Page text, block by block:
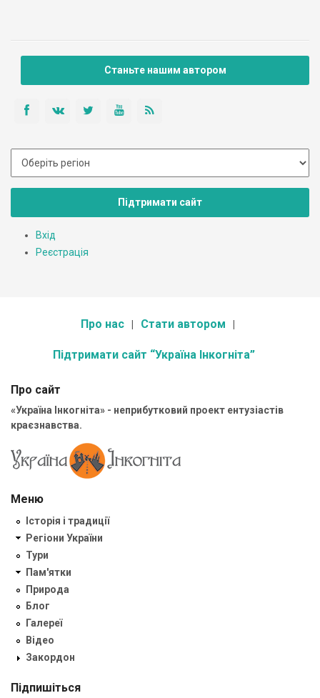
Станьте нашим автором
Підтримати сайт
Вхід
Реєстрація
Про нас Стати автором
Підтримати сайт “Україна Інкогніта”
Про сайт
«Україна Інкогніта» - неприбутковий проект ентузіастів
краєзнавства.
Меню
Історія і традиції
Регіони України
Тури
Пам'ятки
Природа
Блог
Галереї
Відео
Закордон
Підпишіться